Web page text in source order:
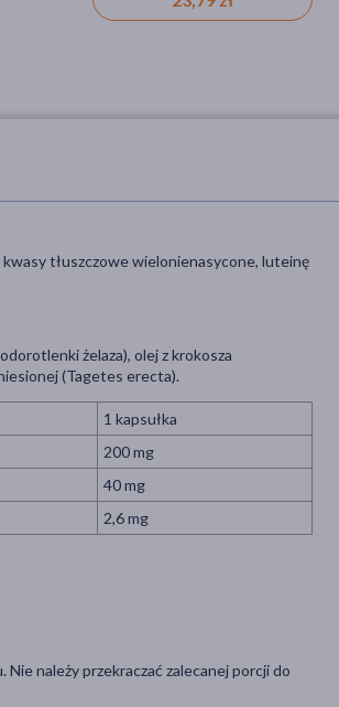
tłuszczowe wielonienasycone, luteinę
żelaza), olej z krokosza
(Tagetes erecta).
1 kapsułka
200 mg
40 mg
2,6 mg
należy przekraczać zalecanej porcji do